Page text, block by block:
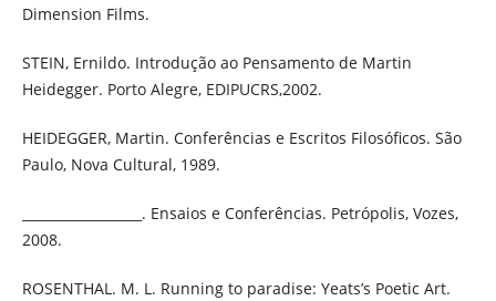
Dimension Films.
STEIN, Ernildo. Introdução ao Pensamento de Martin
Heidegger. Porto Alegre, EDIPUCRS,2002.
HEIDEGGER, Martin. Conferências e Escritos Filosóficos. São
Paulo, Nova Cultural, 1989.
__________________. Ensaios e Conferências. Petrópolis, Vozes,
2008.
ROSENTHAL. M. L. Running to paradise: Yeats’s Poetic Art.